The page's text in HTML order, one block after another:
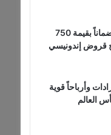
البنك الدولي يقدم ضماناً بقيمة 750
قروض إندونيسي
وأرباحاً قوية
العالم